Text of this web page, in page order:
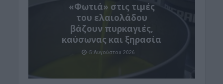
«Φωτιά» στις τιμές
του ελαιολάδου
βάζουν πυρκαγιές,
καύσωνας και ξηρασία
5 Αυγούστου 2026